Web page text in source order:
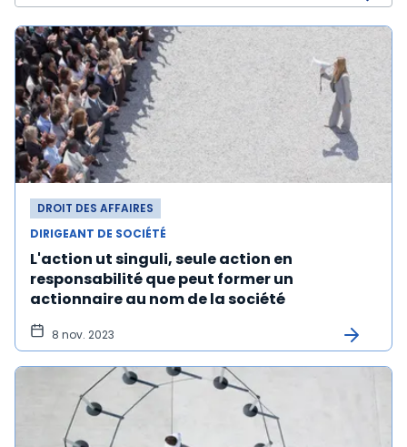
DROIT DES AFFAIRES
DIRIGEANT DE SOCIÉTÉ
L'action ut singuli, seule action en
responsabilité que peut former un
actionnaire au nom de la société
8 nov. 2023